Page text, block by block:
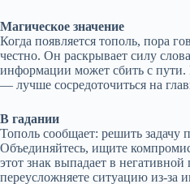
Магическое значение
Когда появляется тополь, пора
честно. Он раскрывает силу
информации может сбить с пути.
— лучше сосредоточиться на
В гадании
Тополь сообщает: решить задачу
Объединяйтесь, ищите
этот знак выпадает в
переусложняете ситуацию из-